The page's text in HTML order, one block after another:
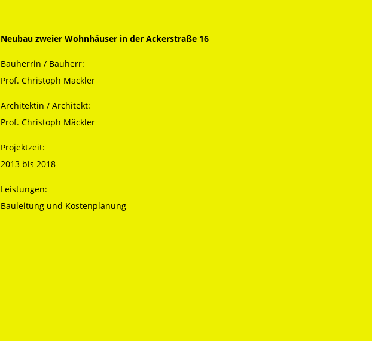
Neubau zweier Wohnhäuser in der Ackerstraße 16
Bauherrin / Bauherr:
Prof. Christoph Mäckler
Architektin / Architekt:
Prof. Christoph Mäckler
Projektzeit:
2013 bis 2018
Leistungen:
Bauleitung und Kostenplanung